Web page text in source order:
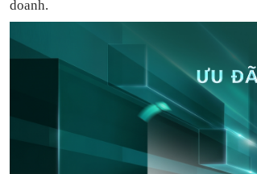
doanh.